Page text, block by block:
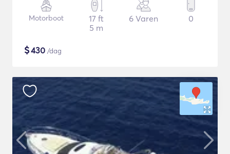
Motorboot
17 ft
5 m
6 Varen 0
$430 /dag